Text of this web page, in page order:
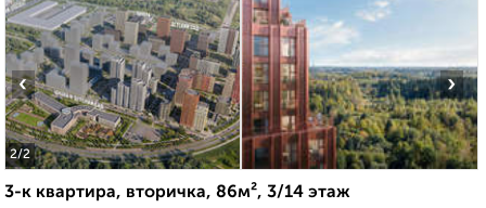
2/2
‹ ›
3-к квартира, вторичка, 86м², 3/14 этаж